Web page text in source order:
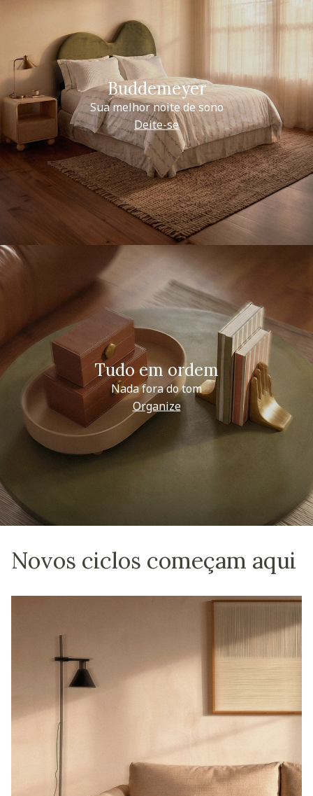
Buddemeyer
Sua melhor noite de sono
Deite-se
Tudo em ordem
Nada fora do tom
Organize
Novos ciclos começam aqui